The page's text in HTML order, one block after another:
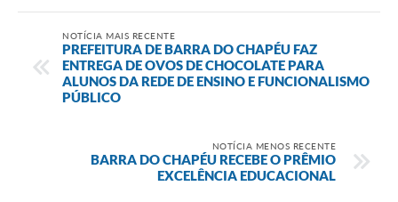
NOTÍCIA MAIS RECENTE
PREFEITURA DE BARRA DO CHAPÉU FAZ
ENTREGA DE OVOS DE CHOCOLATE PARA
ALUNOS DA REDE DE ENSINO E FUNCIONALISMO
PÚBLICO
NOTÍCIA MENOS RECENTE
BARRA DO CHAPÉU RECEBE O PRÊMIO
EXCELÊNCIA EDUCACIONAL